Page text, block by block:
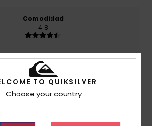
Comodidad
4.8
Relación calidad-precio
4.8
Talla
Material
TO QUIKSILVER
Choose your country